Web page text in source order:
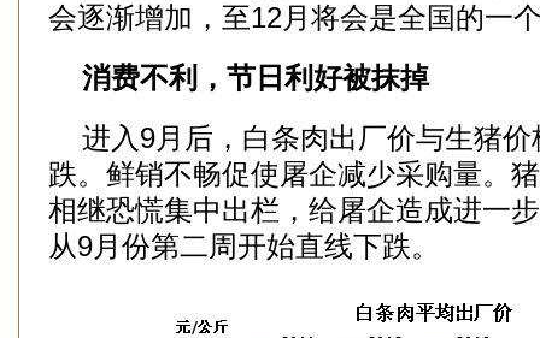
会逐渐增加，至12月将会是全国的一
消费不利，节日利好被抹掉
进入9月后，白条肉出厂价与生猪价
跌。鲜销不畅促使屠企减少采购量。
相继恐慌集中出栏，给屠企造成进一
从9月份第二周开始直线下跌。